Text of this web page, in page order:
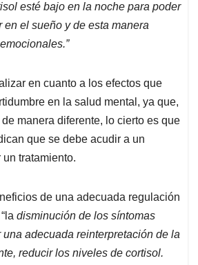
esté bajo en la noche para poder
en el sueño y de esta manera
en cuanto a los efectos que
en la salud mental, ya que,
manera diferente, lo cierto es que
que se debe acudir a un
tratamiento.
de una adecuada regulación
disminución de los síntomas
adecuada reinterpretación de la
reducir los niveles de cortisol.